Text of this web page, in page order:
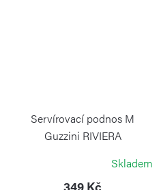
Servírovací podnos M
Guzzini RIVIERA
Skladem
349 Kč